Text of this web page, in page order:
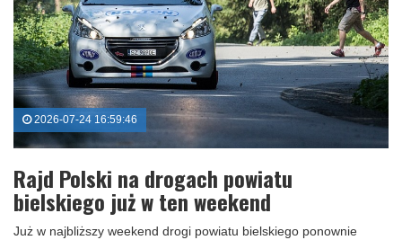
2026-07-24 16:59:46
Rajd Polski na drogach powiatu
bielskiego już w ten weekend
Już w najbliższy weekend drogi powiatu bielskiego ponownie